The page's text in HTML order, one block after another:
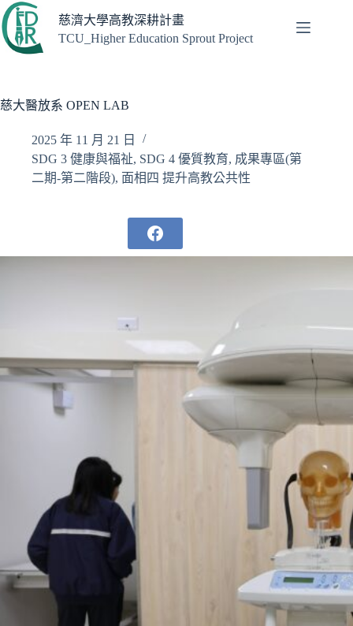
跳
至
主
容
慈濟大學高教深耕計畫
TCU_Higher Education Sprout Project
慈大醫放系 OPEN LAB
2025 年 11 月 21 日
SDG 3 健康與福祉, SDG 4 優質教育, 成果專區(第
二期-第二階段), 面相四 提升高教公共性